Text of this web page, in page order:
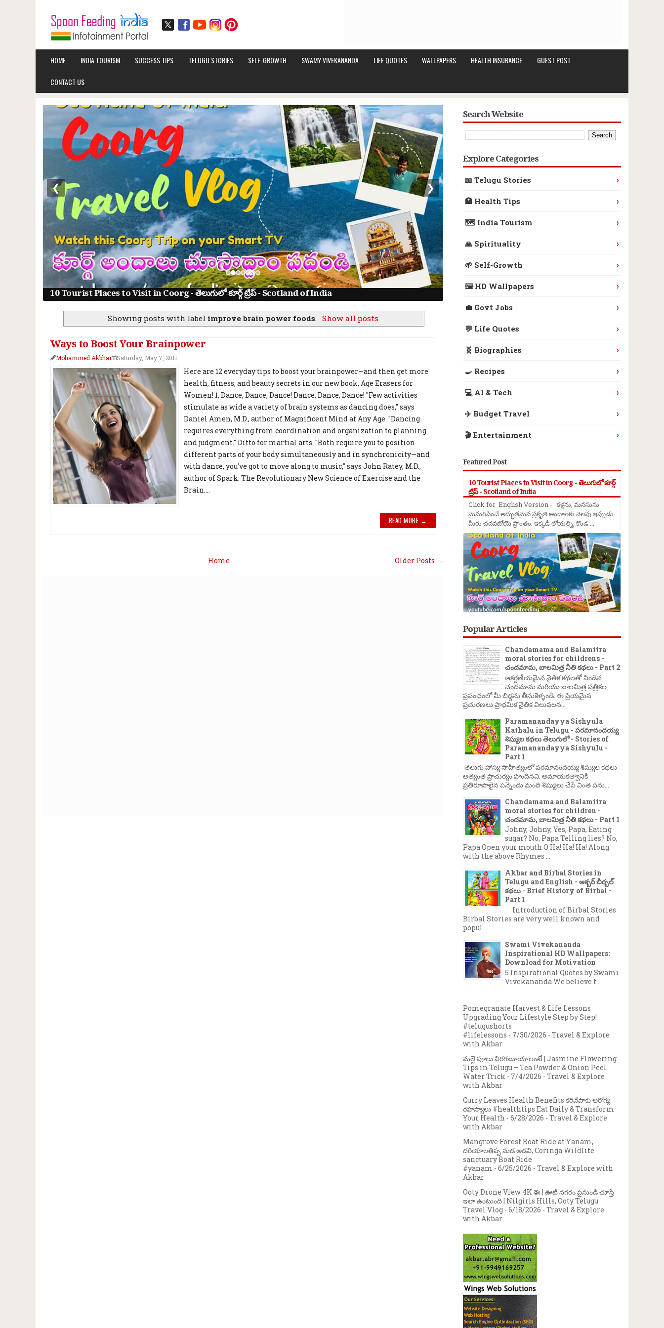
HOME INDIA TOURISM SUCCESS TIPS TELUGU STORIES SELF-GROWTH SWAMY VIVEKANANDA LIFE QUOTES WALLPAPERS HEALTH INSURANCE GUEST POST
CONTACT US
10 Tourist Places to Visit in Coorg - తెలుగులో కూర్గ్ ట్రిప్ - Scotland of India
❮ ❯
Showing posts with label improve brain power foods. Show all posts
Ways to Boost Your Brainpower
Mohammed Akbhar Saturday, May 7, 2011
Here are 12 everyday tips to boost your brainpower—and then get more
health, fitness, and beauty secrets in our new book, Age Erasers for
Women! 1. Dance, Dance, Dance! Dance, Dance, Dance! "Few activities
stimulate as wide a variety of brain systems as dancing does," says
Daniel Amen, M.D., author of Magnificent Mind at Any Age. "Dancing
requires everything from coordination and organization to planning
and judgment." Ditto for martial arts. "Both require you to position
different parts of your body simultaneously and in synchronicity—and
with dance, you've got to move along to music," says John Ratey, M.D.,
author of Spark: The Revolutionary New Science of Exercise and the
Brain....
READ MORE →
Older Posts →
Home
Search Website
Explore Categories
📖 Telugu Stories ›
🏥 Health Tips ›
🗺️ India Tourism ›
🙏 Spirituality ›
🌱 Self-Growth ›
🖼️ HD Wallpapers ›
💼 Govt Jobs ›
💬 Life Quotes ›
🧬 Biographies ›
🍳 Recipes ›
💻 AI & Tech ›
✈️ Budget Travel ›
🎬 Entertainment ›
Featured Post
10 Tourist Places to Visit in Coorg - తెలుగులో కూర్గ్
ట్రిప్ - Scotland of India
Click for English Version - కళ్లను, మనసును
మైమరిపించే అద్భుతమైన ప్రకృతి అందాలకు నెలవు ఇప్పుడు
మీరు చదవబోయె ప్రాంతం. ఇక్కడి లోయల్ని, కొండ ...
Popular Articles
Chandamama and Balamitra
moral stories for childrens -
చందమామ, బాలమిత్ర నీతి కథలు - Part 2
ఆకర్షణీయమైన నైతిక కథలతో నిండిన
చందమామ మరియు బాలమిత్ర పత్రికల
ప్రపంచంలో మీ బిడ్డను తీసుకెళ్ళండి. ఈ ప్రియమైన
ప్రచురణలు ప్రాథమిక నైతిక విలువలన...
Paramanandayya Sishyula
Kathalu in Telugu - పరమానందయ్య
శిష్యుల కథలు తెలుగులో - Stories of
Paramanandayya Sishyulu -
Part 1
తెలుగు హాస్య సాహిత్యంలో పరమానందయ్య శిష్యుల కథలు
అత్యంత ప్రాచుర్యం పొందినవి. అమాయకత్వానికి
ప్రతిరూపాలైన పన్నెండు మంది శిష్యులు చేసే వింత పను...
Chandamama and Balamitra
moral stories for children -
చందమామ, బాలమిత్ర నీతి కథలు - Part 1
Johny, Johny, Yes, Papa, Eating
sugar? No, Papa Telling lies? No,
Papa Open your mouth O Ha! Ha! Ha! Along
with the above Rhymes ...
Akbar and Birbal Stories in
Telugu and English - అక్బర్ బీర్బల్
కథలు - Brief History of Birbal -
Part 1
Introduction of Birbal Stories
Birbal Stories are very well known and
popul...
Swami Vivekananda
Inspirational HD Wallpapers:
Download for Motivation
5 Inspirational Quotes by Swami
Vivekananda We believe t...
Pomegranate Harvest & Life Lessons
Upgrading Your Lifestyle Step by Step!
#telugushorts
#lifelessons - 7/30/2026 - Travel & Explore
with Akbar
మల్లె పూలు విరగబూయాలంటే | Jasmine Flowering
Tips in Telugu – Tea Powder & Onion Peel
Water Trick - 7/4/2026 - Travel & Explore
with Akbar
Curry Leaves Health Benefits కరివేపాకు ఆరోగ్య
రహస్యాలు #healthtips Eat Daily & Transform
Your Health - 6/28/2026 - Travel & Explore
with Akbar
Mangrove Forest Boat Ride at Yanam,
దరియాలతిప్ప మడ అడవి, Coringa Wildlife
sanctuary Boat Ride
#yanam - 6/25/2026 - Travel & Explore with
Akbar
Ooty Drone View 4K 🚁 | ఊటీ నగరం పైనుండి చూస్తే
ఇలా ఉంటుంది | Nilgiris Hills, Ooty Telugu
Travel Vlog - 6/18/2026 - Travel & Explore
with Akbar